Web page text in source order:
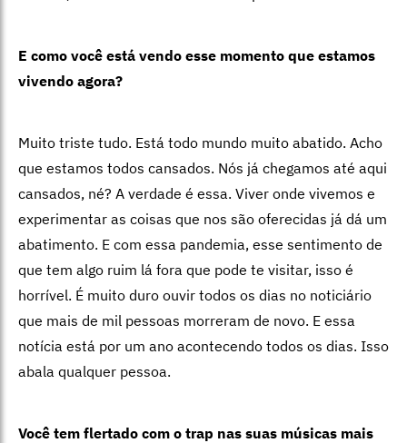
E como você está vendo esse momento que estamos
vivendo agora?
Muito triste tudo. Está todo mundo muito abatido. Acho
que estamos todos cansados. Nós já chegamos até aqui
cansados, né? A verdade é essa. Viver onde vivemos e
experimentar as coisas que nos são oferecidas já dá um
abatimento. E com essa pandemia, esse sentimento de
que tem algo ruim lá fora que pode te visitar, isso é
horrível. É muito duro ouvir todos os dias no noticiário
que mais de mil pessoas morreram de novo. E essa
notícia está por um ano acontecendo todos os dias. Isso
abala qualquer pessoa.
Você tem flertado com o trap nas suas músicas mais